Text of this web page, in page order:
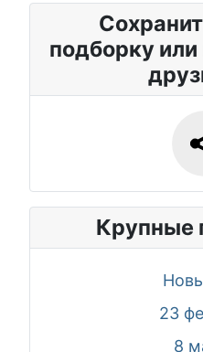
подборку
Крупные
23
8